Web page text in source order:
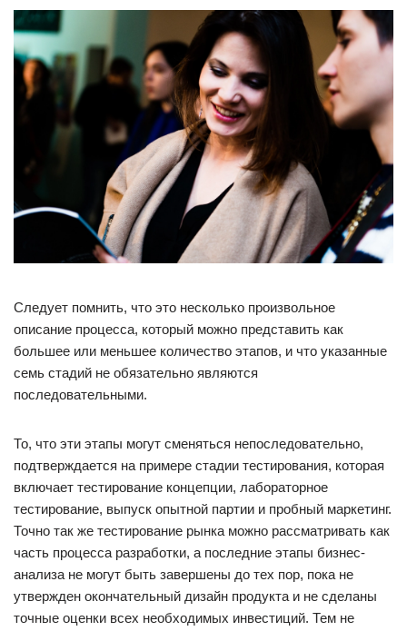
Следует помнить, что это несколько произвольное
описание процесса, который можно представить как
большее или меньшее количество этапов, и что указанные
семь стадий не обязательно являются
последовательными.
То, что эти этапы могут сменяться непоследовательно,
подтверждается на примере стадии тестирования, которая
включает тестирование концепции, лабораторное
тестирование, выпуск опытной партии и пробный маркетинг.
Точно так же тестирование рынка можно рассматривать как
часть процесса разработки, а последние этапы бизнес-
анализа не могут быть завершены до тех пор, пока не
утвержден окончательный дизайн продукта и не сделаны
точные оценки всех необходимых инвестиций. Тем не